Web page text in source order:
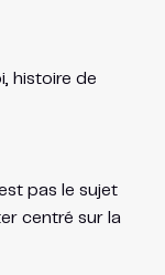
histoire de
pas le sujet
centré sur la